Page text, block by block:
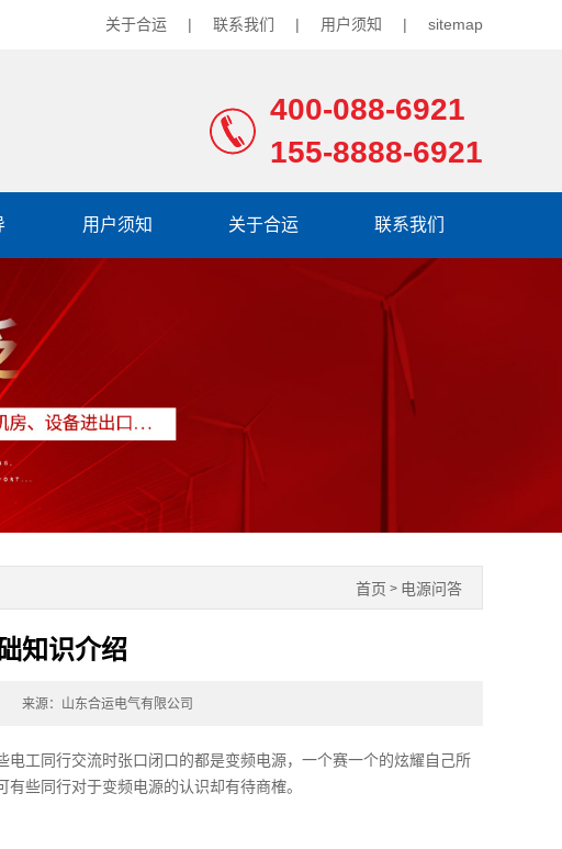
关于合运 | 联系我们 | 用户须知 | sitemap
400-088-6921
155-8888-6921
用户须知 关于合运 联系我们
首页 > 电源问答
知识介绍
来源：山东合运电气有限公司
工同行交流时张口闭口的都是变频电源，一个赛一个的炫耀自己所
些同行对于变频电源的认识却有待商榷。